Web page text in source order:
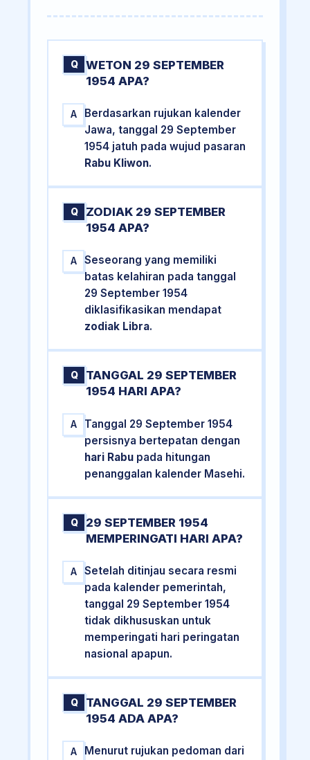
Q
WETON 29 SEPTEMBER
1954 APA?
A
Berdasarkan rujukan kalender
Jawa, tanggal 29 September
1954 jatuh pada wujud pasaran
Rabu Kliwon.
Q
ZODIAK 29 SEPTEMBER
1954 APA?
A
Seseorang yang memiliki
batas kelahiran pada tanggal
29 September 1954
diklasifikasikan mendapat
zodiak Libra.
Q
TANGGAL 29 SEPTEMBER
1954 HARI APA?
A
Tanggal 29 September 1954
persisnya bertepatan dengan
hari Rabu pada hitungan
penanggalan kalender Masehi.
Q
29 SEPTEMBER 1954
MEMPERINGATI HARI APA?
A
Setelah ditinjau secara resmi
pada kalender pemerintah,
tanggal 29 September 1954
tidak dikhususkan untuk
memperingati hari peringatan
nasional apapun.
Q
TANGGAL 29 SEPTEMBER
1954 ADA APA?
A
Menurut rujukan pedoman dari